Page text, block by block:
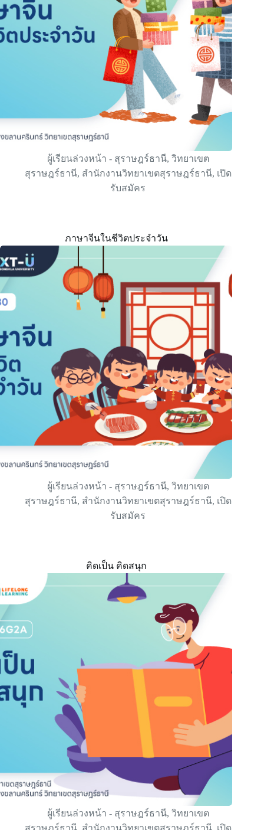
ผู้เรียนล่วงหน้า - สุราษฎร์ธานี, วิทยาเขต
สุราษฎร์ธานี, สำนักงานวิทยาเขตสุราษฎร์ธานี, เปิด
รับสมัคร
ภาษาจีนในชีวิตประจำวัน
ผู้เรียนล่วงหน้า - สุราษฎร์ธานี, วิทยาเขต
สุราษฎร์ธานี, สำนักงานวิทยาเขตสุราษฎร์ธานี, เปิด
รับสมัคร
คิดเป็น คิดสนุก
ผู้เรียนล่วงหน้า - สุราษฎร์ธานี, วิทยาเขต
สุราษฎร์ธานี, สำนักงานวิทยาเขตสุราษฎร์ธานี, เปิด